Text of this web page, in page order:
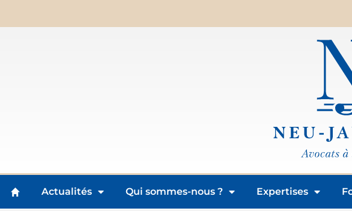
Actualités Qui sommes-nous ? Expertises